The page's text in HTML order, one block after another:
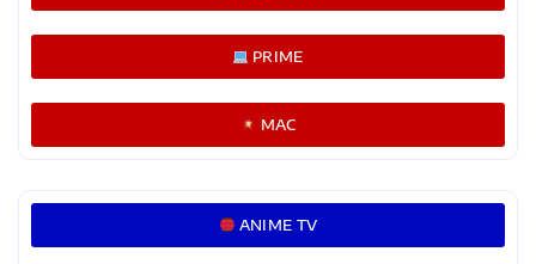
PRIME
MAC
ANIME TV